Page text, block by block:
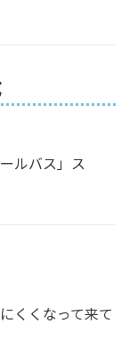
ルバス」ス
くくなって来て